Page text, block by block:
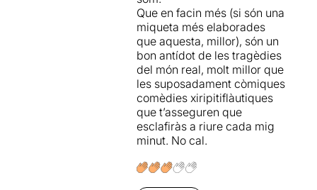
Que en facin més (si són una
miqueta més elaborades
que aquesta, millor), són un
bon antídot de les tragèdies
del món real, molt millor que
les suposadament còmiques
comèdies xiripitiflàutiques
que t’asseguren que
esclafiràs a riure cada mig
minut. No cal.